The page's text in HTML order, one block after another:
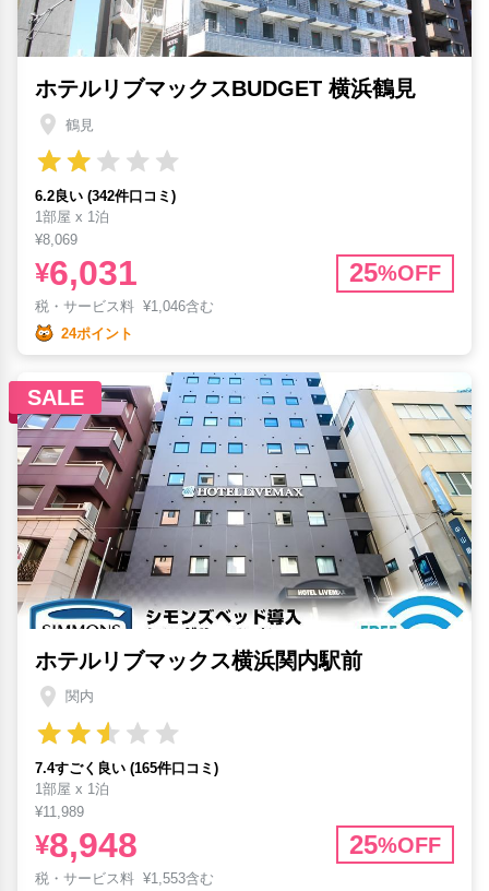
ホテルリブマックスBUDGET 横浜鶴見
鶴見
6.2良い (342件口コミ)
1部屋 x 1泊
¥8,069
¥6,031 25%OFF
税・サービス料 ¥1,046含む
24ポイント
SALE
ホテルリブマックス横浜関内駅前
関内
7.4すごく良い (165件口コミ)
1部屋 x 1泊
¥11,989
¥8,948 25%OFF
税・サービス料 ¥1,553含む